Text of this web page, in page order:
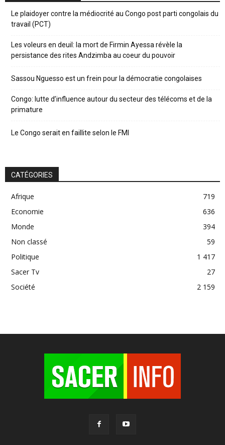
Le plaidoyer contre la médiocrité au Congo post parti congolais du
travail (PCT)
Les voleurs en deuil: la mort de Firmin Ayessa révèle la
persistance des rites Andzimba au coeur du pouvoir
Sassou Nguesso est un frein pour la démocratie congolaises
Congo: lutte d’influence autour du secteur des télécoms et de la
primature
Le Congo serait en faillite selon le FMI
CATÉGORIES
Afrique
719
Economie
636
Monde
394
Non classé
59
Politique
1 417
Sacer Tv
27
Société
2 159